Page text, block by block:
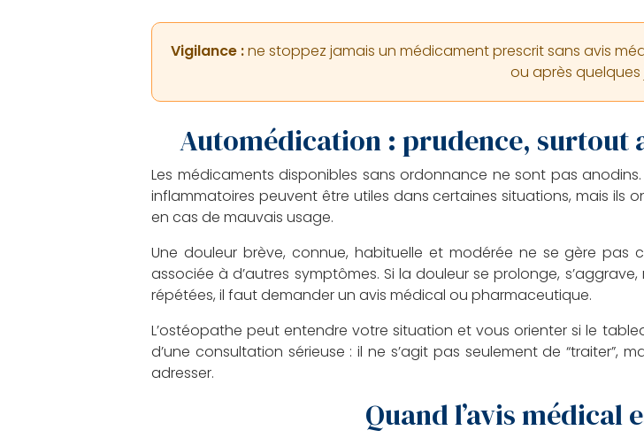
Vigilance :ne stoppez jamais un médicament prescrit sans avis
ou après quelques
Automédication : prudence, surtout
Les médicaments disponibles sans ordonnance ne sont pas
inflammatoires peuvent être utiles dans certaines situations, mais ils
en cas de mauvais usage.
Une douleur brève, connue, habituelle et modérée ne se gère pas
associée à d’autres symptômes. Si la douleur se prolonge,
répétées, il faut demander un avis médical ou pharmaceutique.
L’ostéopathe peut entendre votre situation et vous orienter si le
d’une consultation sérieuse : il ne s’agit pas seulement de
adresser.
Quand l’avis médical